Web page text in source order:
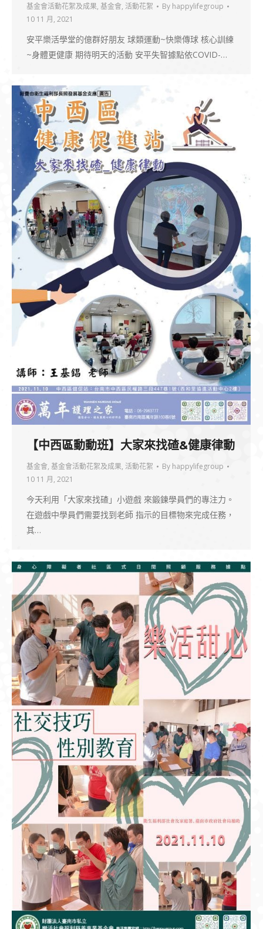
基金會活動花絮及成果, 基金會, 活動花絮 By happylifegroup
10 11 月, 2021
安平樂活學堂的億群好朋友 球類運動~快樂傳球 核心訓練
~身體更健康 期待明天的活動 安平失智據點依COVID-…
【中西區動動班】大家來找碴&健康律動
基金會, 基金會活動花絮及成果, 活動花絮 By happylifegroup
10 11 月, 2021
今天利用「大家來找碴」小遊戲 來鍛鍊學員們的專注力。
在遊戲中學員們需要找到老師 指示的目標物來完成任務，
其…